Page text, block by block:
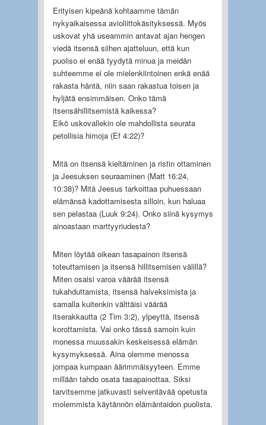
Erityisen kipeänä kohtaamme tämän
nykyaikaisessa avioliittokäsityksessä. Myös
uskovat yhä useammin antavat ajan hengen
viedä itsensä siihen ajatteluun, että kun
puoliso ei enää tyydytä minua ja meidän
suhteemme ei ole mielenkiintoinen enkä enää
rakasta häntä, niin saan rakastua toisen ja
hyljätä ensimmäisen. Onko tämä
itsensähillitsemistä kaikessa?
Eikö uskovallekin ole mahdollista seurata
petollisia himoja (Ef 4:22)?
Mitä on itsensä kieltäminen ja ristin ottaminen
ja Jeesuksen seuraaminen (Matt 16:24,
10:38)? Mitä Jeesus tarkoittaa puhuessaan
elämänsä kadottamisesta silloin, kun haluaa
sen pelastaa (Luuk 9:24). Onko siinä kysymys
ainoastaan marttyyriudesta?
Miten löytää oikean tasapainon itsensä
toteuttamisen ja itsensä hillitsemisen välillä?
Miten osaisi varoa väärää itsensä
tukahduttamista, itsensä halveksimista ja
samalla kuitenkin välttäisi väärää
itserakkautta (2 Tim 3:2), ylpeyttä, itsensä
korottamista. Vai onko tässä samoin kuin
monessa muussakin keskeisessä elämän
kysymyksessä. Aina olemme menossa
jompaa kumpaan äärimmäisyyteen. Emme
millään tahdo osata tasapainottaa. Siksi
tarvitsemme jatkuvasti selventävää opetusta
molemmista käytännön elämäntaidon puolista.